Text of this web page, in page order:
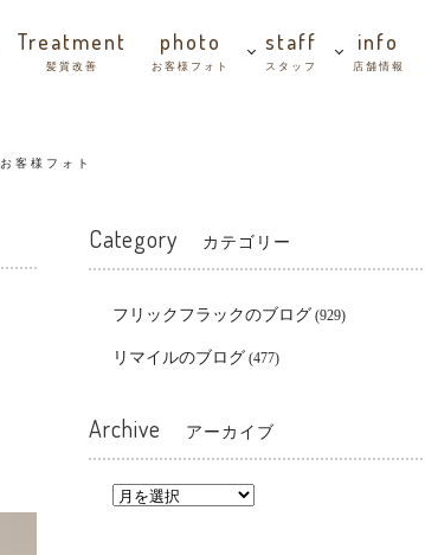
Treatment
髪質改善
photo
お客様フォト
staff
スタッフ
info
店舗情報
お客様フォト
Category カテゴリー
フリックフラックのブログ (929)
リマイルのブログ (477)
Archive アーカイブ